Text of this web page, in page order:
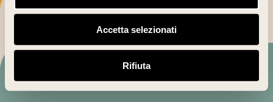
Accetta selezionati
Rifiuta
The territory
Contact us
WE ARE WAITING FOR YOU